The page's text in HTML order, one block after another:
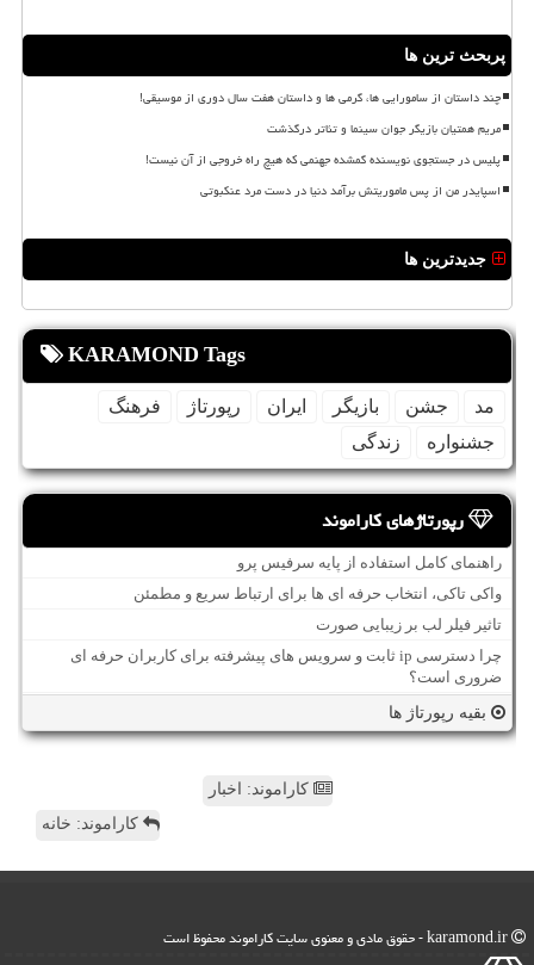
پربحث ترین ها
چند داستان از سامورایی ها، گرمی ها و داستان هفت سال دوری از موسیقی!
مریم همتیان بازیگر جوان سینما و تئاتر درگذشت
پلیس در جستجوی نویسنده گمشده جهنمی که هیچ راه خروجی از آن نیست!
اسپایدر من از پس ماموریتش برآمد دنیا در دست مرد عنکبوتی
جدیدترین ها
KARAMOND Tags
مد جشن بازیگر ایران رپورتاژ
فرهنگ
جشنواره
زندگی
رپورتاژهای کاراموند
راهنمای کامل استفاده از پایه سرفیس پرو
واکی تاکی، انتخاب حرفه ای ها برای ارتباط سریع و مطمئن
تاثیر فیلر لب بر زیبایی صورت
چرا دسترسی ip ثابت و سرویس های پیشرفته برای کاربران حرفه ای
ضروری است؟
بقیه رپورتاژ ها
کاراموند: اخبار
کاراموند: خانه